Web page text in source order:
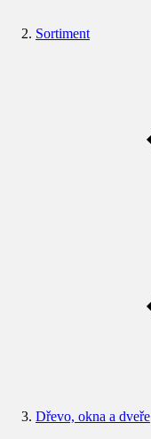
Sortiment
Dřevo, okna a dveře